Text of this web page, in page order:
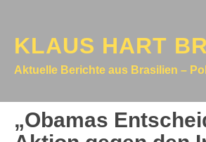
KLAUS HART
Aktuelle Berichte aus Brasilien –
„Obamas